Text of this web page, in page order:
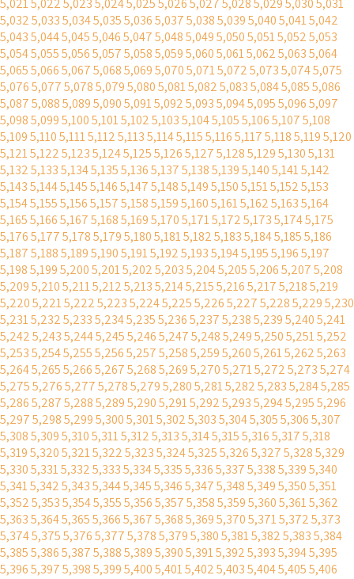
5,0215,0225,0235,0245,0255,0265,0275,0285,0295,0305,031
5,0325,0335,0345,0355,0365,0375,0385,0395,0405,0415,042
5,0435,0445,0455,0465,0475,0485,0495,0505,0515,0525,053
5,0545,0555,0565,0575,0585,0595,0605,0615,0625,0635,064
5,0655,0665,0675,0685,0695,0705,0715,0725,0735,0745,075
5,0765,0775,0785,0795,0805,0815,0825,0835,0845,0855,086
5,0875,0885,0895,0905,0915,0925,0935,0945,0955,0965,097
5,0985,0995,1005,1015,1025,1035,1045,1055,1065,1075,108
5,1095,1105,1115,1125,1135,1145,1155,1165,1175,1185,1195,120
5,1215,1225,1235,1245,1255,1265,1275,1285,1295,1305,131
5,1325,1335,1345,1355,1365,1375,1385,1395,1405,1415,142
5,1435,1445,1455,1465,1475,1485,1495,1505,1515,1525,153
5,1545,1555,1565,1575,1585,1595,1605,1615,1625,1635,164
5,1655,1665,1675,1685,1695,1705,1715,1725,1735,1745,175
5,1765,1775,1785,1795,1805,1815,1825,1835,1845,1855,186
5,1875,1885,1895,1905,1915,1925,1935,1945,1955,1965,197
5,1985,1995,2005,2015,2025,2035,2045,2055,2065,2075,208
5,2095,2105,2115,2125,2135,2145,2155,2165,2175,2185,219
5,2205,2215,2225,2235,2245,2255,2265,2275,2285,2295,230
5,2315,2325,2335,2345,2355,2365,2375,2385,2395,2405,241
5,2425,2435,2445,2455,2465,2475,2485,2495,2505,2515,252
5,2535,2545,2555,2565,2575,2585,2595,2605,2615,2625,263
5,2645,2655,2665,2675,2685,2695,2705,2715,2725,2735,274
5,2755,2765,2775,2785,2795,2805,2815,2825,2835,2845,285
5,2865,2875,2885,2895,2905,2915,2925,2935,2945,2955,296
5,2975,2985,2995,3005,3015,3025,3035,3045,3055,3065,307
5,3085,3095,3105,3115,3125,3135,3145,3155,3165,3175,318
5,3195,3205,3215,3225,3235,3245,3255,3265,3275,3285,329
5,3305,3315,3325,3335,3345,3355,3365,3375,3385,3395,340
5,3415,3425,3435,3445,3455,3465,3475,3485,3495,3505,351
5,3525,3535,3545,3555,3565,3575,3585,3595,3605,3615,362
5,3635,3645,3655,3665,3675,3685,3695,3705,3715,3725,373
5,3745,3755,3765,3775,3785,3795,3805,3815,3825,3835,384
5,3855,3865,3875,3885,3895,3905,3915,3925,3935,3945,395
5,3965,3975,3985,3995,4005,4015,4025,4035,4045,4055,406